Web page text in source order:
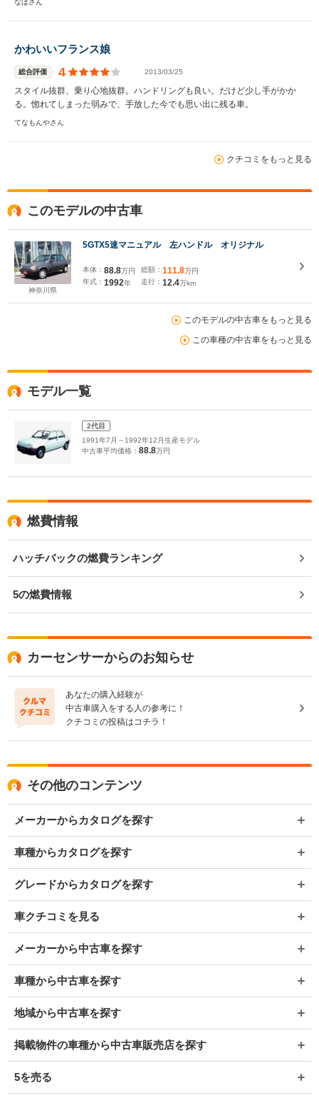
なばさん
かわいいフランス娘
総合評価 4 2013/03/25
スタイル抜群、乗り心地抜群。ハンドリングも良い。だけど少し手がかか
る。惚れてしまった弱みで、手放した今でも思い出に残る車。
てなもんやさん
クチコミをもっと見る
このモデルの中古車
神奈川県
5GTX5速マニュアル 左ハンドル オリジナル
本体： 88.8万円
年式： 1992年
総額： 111.8万円
走行： 12.4万km
このモデルの中古車をもっと見る
この車種の中古車をもっと見る
モデル一覧
2代目
1991年7月～1992年12月生産モデル
中古車平均価格： 88.8万円
燃費情報
ハッチバックの燃費ランキング
5の燃費情報
カーセンサーからのお知らせ
あなたの購入経験が
中古車購入をする人の参考に！
クチコミの投稿はコチラ！
その他のコンテンツ
メーカーからカタログを探す
車種からカタログを探す
グレードからカタログを探す
車クチコミを見る
メーカーから中古車を探す
車種から中古車を探す
地域から中古車を探す
掲載物件の車種から中古車販売店を探す
5を売る